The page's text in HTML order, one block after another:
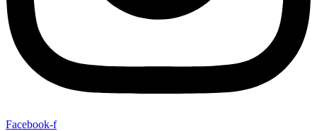
Facebook-f